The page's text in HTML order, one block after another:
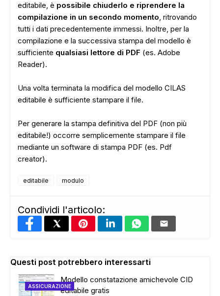
editabile, è possibile chiuderlo e riprendere la
compilazione in un secondo momento, ritrovando
tutti i dati precedentemente immessi. Inoltre, per la
compilazione e la successiva stampa del modello è
sufficiente qualsiasi lettore di PDF (es. Adobe
Reader).
Una volta terminata la modifica del modello CILAS
editabile è sufficiente stampare il file.
Per generare la stampa definitiva del PDF (non più
editabile!) occorre semplicemente stampare il file
mediante un software di stampa PDF (es. Pdf
creator).
editabile modulo
Condividi l'articolo:
Questi post potrebbero interessarti
ASSICURAZIONE
Modello constatazione amichevole CID
editabile gratis